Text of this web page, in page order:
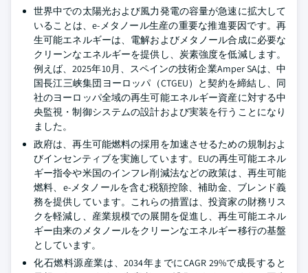
世界中での太陽光および風力発電の容量が急速に拡大して
いることは、e-メタノール生産の重要な推進要因です。再
生可能エネルギーは、電解およびメタノール合成に必要な
クリーンなエネルギーを提供し、炭素強度を低減します。
例えば、2025年10月、スペインの技術企業Amper SAは、中
国長江三峡集団ヨーロッパ（CTGEU）と契約を締結し、同
社のヨーロッパ全域の再生可能エネルギー資産に対する中
央監視・制御システムの設計および実装を行うことになり
ました。
政府は、再生可能燃料の採用を加速させるための規制およ
びインセンティブを実施しています。EUの再生可能エネル
ギー指令や米国のインフレ削減法などの政策は、再生可能
燃料、e-メタノールを含む税額控除、補助金、ブレンド義
務を提供しています。これらの措置は、投資家の財務リス
クを軽減し、産業規模での展開を促進し、再生可能エネル
ギー由来のメタノールをクリーンなエネルギー移行の基盤
としています。
化石燃料源産業は、2034年までにCAGR 29%で成長すると